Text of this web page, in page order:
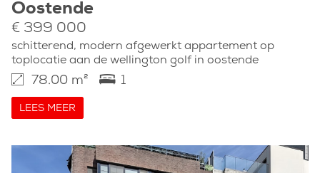
Oostende
€ 399 000
schitterend, modern afgewerkt appartement op
toplocatie aan de wellington golf in oostende
78.00 m² 1
LEES MEER